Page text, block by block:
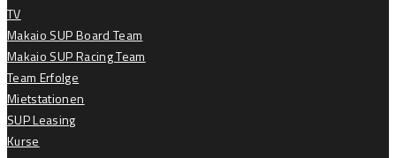
TV
Makaio SUP Board Team
Makaio SUP Racing Team
Team Erfolge
Mietstationen
SUP Leasing
Kurse